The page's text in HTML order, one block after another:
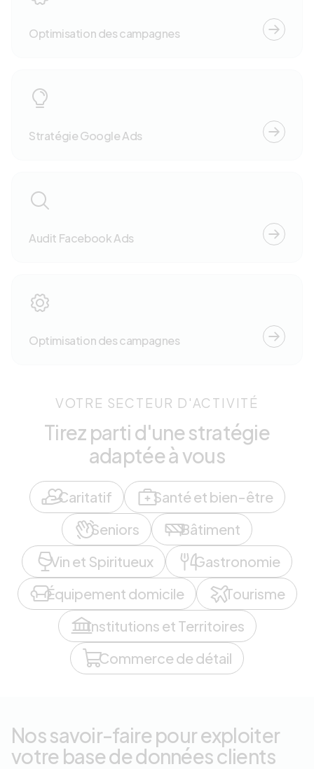
Optimisation des campagnes
Stratégie Google Ads
Audit Facebook Ads
Optimisation des campagnes
VOTRE SECTEUR D'ACTIVITÉ
Tirez parti d'une stratégie
adaptée à vous
Caritatif
Santé et bien-être
Seniors
Bâtiment
Vin et Spiritueux
Gastronomie
Équipement domicile
Tourisme
Institutions et Territoires
Commerce de détail
Nos savoir-faire pour exploiter
votre base de données clients